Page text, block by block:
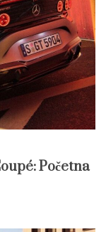
Početna